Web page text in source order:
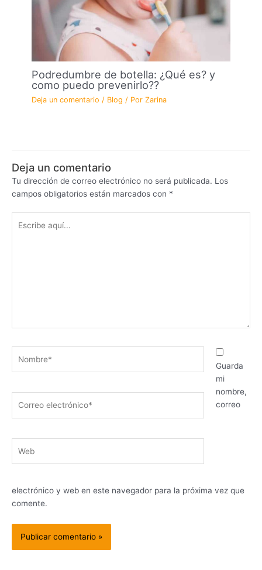
Podredumbre de botella: ¿Qué es? y
como puedo prevenirlo??
Deja un comentario / Blog / PorZarina
Deja un comentario
Tu dirección de correo electrónico no será publicada. Los
campos obligatorios están marcados con *
aquí...
electrónico*
Guarda
mi
nombre,
correo
electrónico y web en este navegador para la próxima vez que
comente.